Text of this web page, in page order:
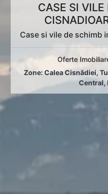
CASE SI
Case si vile de schimb
Oferte
Zone:Calea Cisnădiei,
Central,